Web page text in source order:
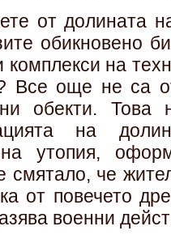
от долината
обикновено
комплекси на
Все още не са
обекти. Това
на
утопия,
смятало, че
от повечето
военни